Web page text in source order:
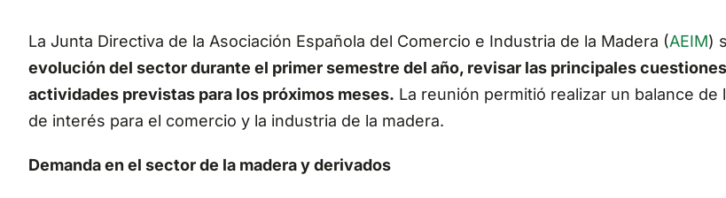
La Junta Directiva de la Asociación Española del Comercio e Industria de la Madera (AEIM)
evolución del sector durante el primer semestre del año, revisar las principales
actividades previstas para los próximos meses. La reunión permitió realizar un balance
de interés para el comercio y la industria de la madera.
Demanda en el sector de la madera y derivados